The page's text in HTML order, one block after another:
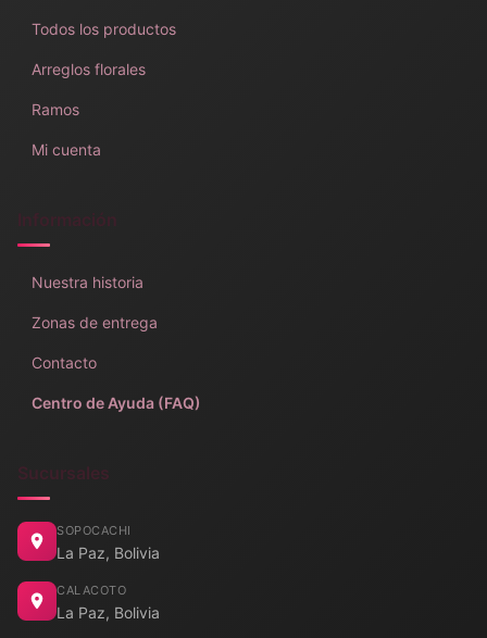
Todos los productos
Arreglos florales
Ramos
Mi cuenta
Información
Nuestra historia
Zonas de entrega
Contacto
Centro de Ayuda (FAQ)
Sucursales
SOPOCACHI
La Paz, Bolivia
CALACOTO
La Paz, Bolivia